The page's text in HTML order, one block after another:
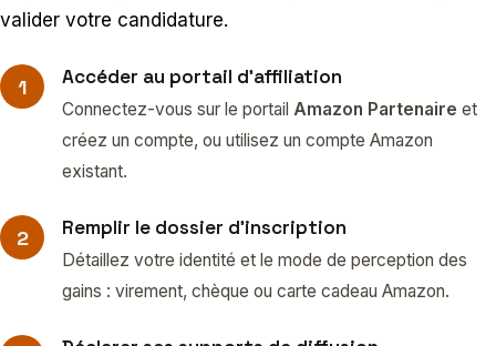
valider votre candidature.
Accéder au portail d’affiliation
Connectez-vous sur le portail Amazon Partenaire et
créez un compte, ou utilisez un compte Amazon
existant.
Remplir le dossier d’inscription
Détaillez votre identité et le mode de perception des
gains : virement, chèque ou carte cadeau Amazon.